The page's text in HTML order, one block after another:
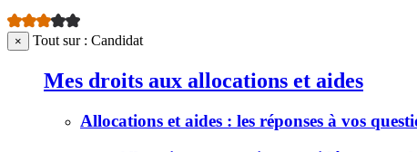
× Tout sur : Candidat
Mes droits aux allocations et aides
Allocations et aides : les réponses à vos